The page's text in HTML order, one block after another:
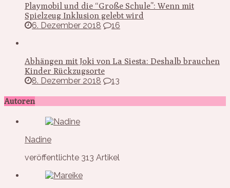
Playmobil und die “Große Schule”: Wenn mit
Spielzeug Inklusion gelebt wird
6. Dezember 2018
16
Abhängen mit Joki von La Siesta: Deshalb brauchen
Kinder Rückzugsorte
8. Dezember 2018
13
Autoren
Nadine
veröffentlichte 313 Artikel